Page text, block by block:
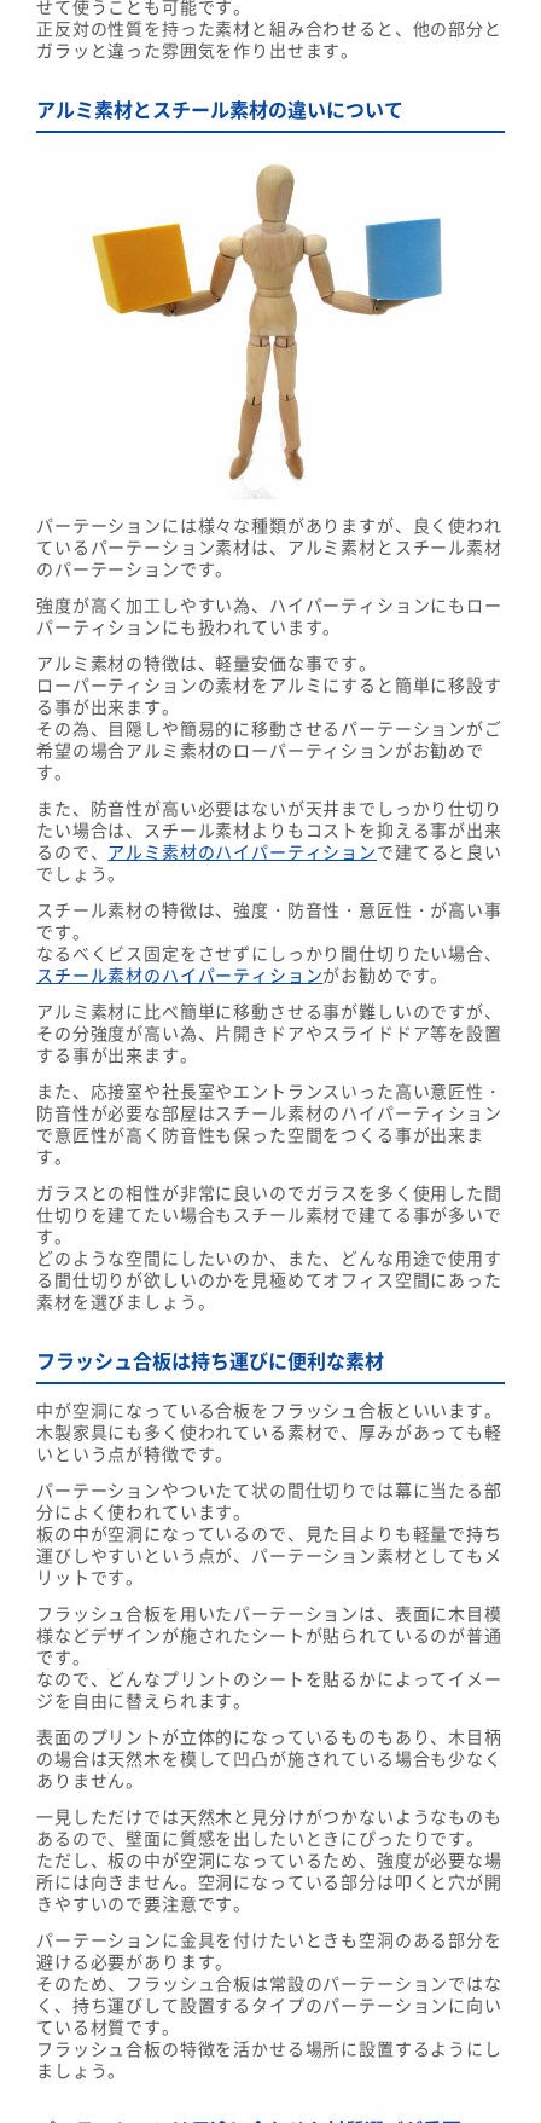
せて使うことも可能です。
正反対の性質を持った素材と組み合わせると、他の部分と
ガラッと違った雰囲気を作り出せます。
アルミ素材とスチール素材の違いについて
パーテーションには様々な種類がありますが、良く使われ
ているパーテーション素材は、アルミ素材とスチール素材
のパーテーションです。
強度が高く加工しやすい為、ハイパーティションにもロー
パーティションにも扱われています。
アルミ素材の特徴は、軽量安価な事です。
ローパーティションの素材をアルミにすると簡単に移設す
る事が出来ます。
その為、目隠しや簡易的に移動させるパーテーションがご
希望の場合アルミ素材のローパーティションがお勧めで
す。
また、防音性が高い必要はないが天井までしっかり仕切り
たい場合は、スチール素材よりもコストを抑える事が出来
るので、 アルミ素材のハイパーティションで建てると良い
でしょう。
スチール素材の特徴は、強度・防音性・意匠性・が高い事
です。
なるべくビス固定をさせずにしっかり間仕切りたい場合、
スチール素材のハイパーティションがお勧めです。
アルミ素材に比べ簡単に移動させる事が難しいのですが、
その分強度が高い為、片開きドアやスライドドア等を設置
する事が出来ます。
また、応接室や社長室やエントランスいった高い意匠性・
防音性が必要な部屋はスチール素材のハイパーティション
で意匠性が高く防音性も保った空間をつくる事が出来ま
す。
ガラスとの相性が非常に良いのでガラスを多く使用した間
仕切りを建てたい場合もスチール素材で建てる事が多いで
す。
どのような空間にしたいのか、また、どんな用途で使用す
る間仕切りが欲しいのかを見極めてオフィス空間にあった
素材を選びましょう。
フラッシュ合板は持ち運びに便利な素材
中が空洞になっている合板をフラッシュ合板といいます。
木製家具にも多く使われている素材で、厚みがあっても軽
いという点が特徴です。
パーテーションやついたて状の間仕切りでは幕に当たる部
分によく使われています。
板の中が空洞になっているので、見た目よりも軽量で持ち
運びしやすいという点が、パーテーション素材としてもメ
リットです。
フラッシュ合板を用いたパーテーションは、表面に木目模
様などデザインが施されたシートが貼られているのが普通
です。
なので、どんなプリントのシートを貼るかによってイメー
ジを自由に替えられます。
表面のプリントが立体的になっているものもあり、木目柄
の場合は天然木を模して凹凸が施されている場合も少なく
ありません。
一見しただけでは天然木と見分けがつかないようなものも
あるので、壁面に質感を出したいときにぴったりです。
ただし、板の中が空洞になっているため、強度が必要な場
所には向きません。空洞になっている部分は叩くと穴が開
きやすいので要注意です。
パーテーションに金具を付けたいときも空洞のある部分を
避ける必要があります。
そのため、フラッシュ合板は常設のパーテーションではな
く、持ち運びして設置するタイプのパーテーションに向い
ている材質です。
フラッシュ合板の特徴を活かせる場所に設置するようにし
ましょう。